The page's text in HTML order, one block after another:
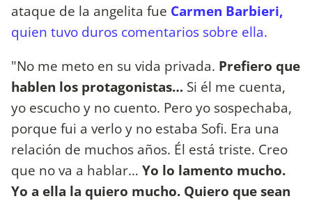
ataque de la angelita fue Carmen Barbieri,
quien tuvo duros comentarios sobre ella.
"No me meto en su vida privada. Prefiero que
hablen los protagonistas… Si él me cuenta,
yo escucho y no cuento. Pero yo sospechaba,
porque fui a verlo y no estaba Sofi. Era una
relación de muchos años. Él está triste. Creo
que no va a hablar… Yo lo lamento mucho.
Yo a ella la quiero mucho. Quiero que sean